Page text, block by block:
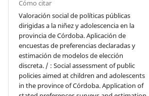
Cómo citar
Valoración social de políticas públicas
dirigidas a la niñez y adolescencia en la
provincia de Córdoba. Aplicación de
encuestas de preferencias declaradas y
estimación de modelos de elección
discreta. / : Social assessment of public
policies aimed at children and adolescents
in the province of Córdoba. Application of